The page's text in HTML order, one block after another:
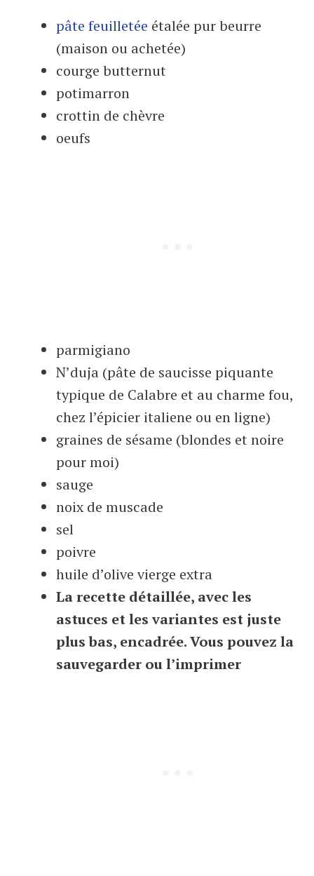
pâte feuilletée étalée pur beurre
(maison ou achetée)
courge butternut
potimarron
crottin de chèvre
oeufs
parmigiano
N’duja (pâte de saucisse piquante
typique de Calabre et au charme fou,
chez l’épicier italiene ou en ligne)
graines de sésame (blondes et noire
pour moi)
sauge
noix de muscade
sel
poivre
huile d’olive vierge extra
La recette détaillée, avec les
astuces et les variantes est juste
plus bas, encadrée. Vous pouvez la
sauvegarder ou l’imprimer